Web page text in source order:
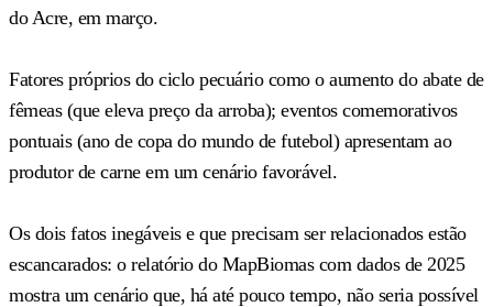
do Acre, em março.
Fatores próprios do ciclo pecuário como o aumento do abate de
fêmeas (que eleva preço da arroba); eventos comemorativos
pontuais (ano de copa do mundo de futebol) apresentam ao
produtor de carne em um cenário favorável.
Os dois fatos inegáveis e que precisam ser relacionados estão
escancarados: o relatório do MapBiomas com dados de 2025
mostra um cenário que, há até pouco tempo, não seria possível